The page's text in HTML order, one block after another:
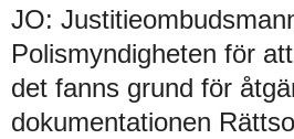
JO:
Polismyndigheten för
det fanns grund för
dokumentationen